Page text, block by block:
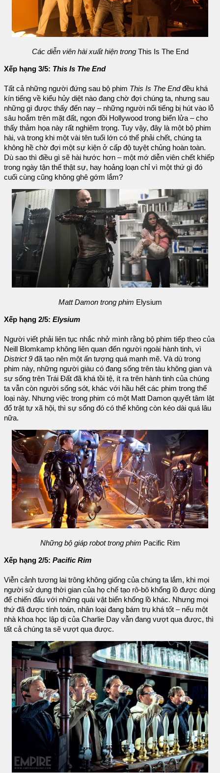
Các diễn viên hài xuất hiện trong This Is The End
Xếp hạng 3/5: This Is The End
Tất cả những người đứng sau bộ phim This Is The Endđều khá
kín tiếng về kiểu hủy diệt nào đang chờ đợi chúng ta, nhưng sau
những gì được thấy đến nay – những người nổi tiếng bị hút vào lỗ
sâu hoắm trên mặt đất, ngọn đồi Hollywood trong biển lửa – cho
thấy thảm họa này rất nghiêm trọng. Tuy vậy, đây là một bộ phim
hài, và trong khi một vài tên tuổi lớn có thể phải chết, chúng ta
không hề chờ đợi một sự kiện ở cấp độ tuyệt chủng hoàn toàn.
Dù sao thì điều gì sẽ hài hước hơn – một mớ diễn viên chết khiếp
trong ngày tận thế thật sự, hay hoảng loạn chỉ vì một thứ gì đó
cuối cùng cũng không ghê gớm lắm?
Matt Damon trong phim Elysium
Xếp hạng 2/5: Elysium
Người viết phải liên tục nhắc nhở mình rằng bộ phim tiếp theo của
Neill Blomkamp không liên quan đến người ngoài hành tinh, vì
District 9 đã tạo nên một ấn tượng quá mạnh mẽ. Và dù trong
phim này, những người giàu có đang sống trên tàu không gian và
sự sống trên Trái Đất đã khá tồi tệ, ít ra trên hành tinh của chúng
ta vẫn còn người sống sót, khác với hầu hết các phim trong thể
loại này. Nhưng việc trong phim có một Matt Damon quyết tâm lật
đổ trật tự xã hội, thì sự sống đó có thể không còn kéo dài quá lâu
nữa.
Những bộ giáp robot trong phim Pacific Rim
Xếp hạng 2/5: Pacific Rim
Viễn cảnh tương lai trông không giống của chúng ta lắm, khi mọi
người sử dụng thời gian của họ chế tạo rô-bô khổng lồ được dùng
để chiến đấu với những quái vật biển khổng lồ khác. Nhưng mọi
thứ đã được tính toán, nhân loại đang bám trụ khá tốt – nếu một
nhà khoa học lập dị của Charlie Day vẫn đang vượt qua được, thì
tất cả chúng ta sẽ vượt qua được.